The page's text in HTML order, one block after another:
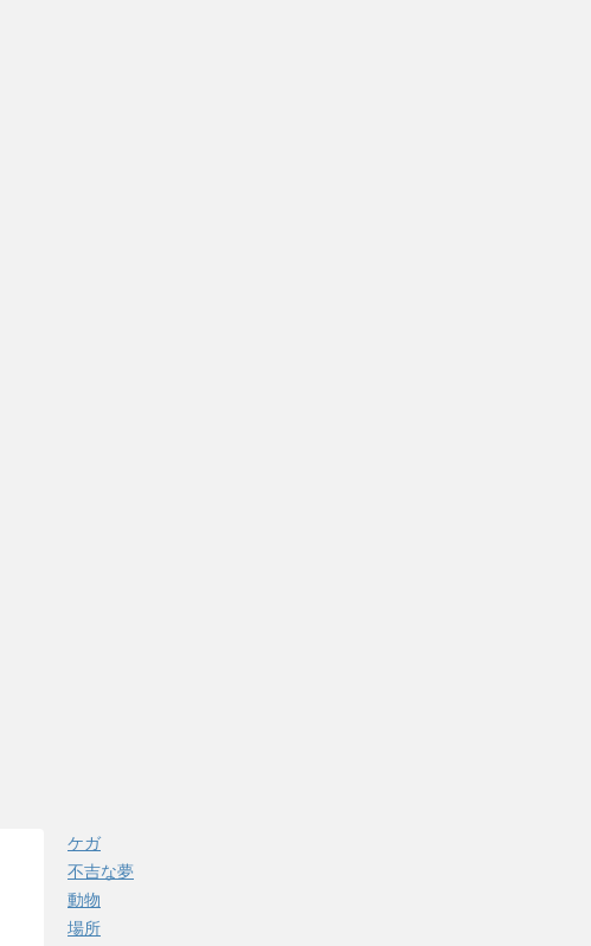
ケガ
不吉な夢
動物
場所